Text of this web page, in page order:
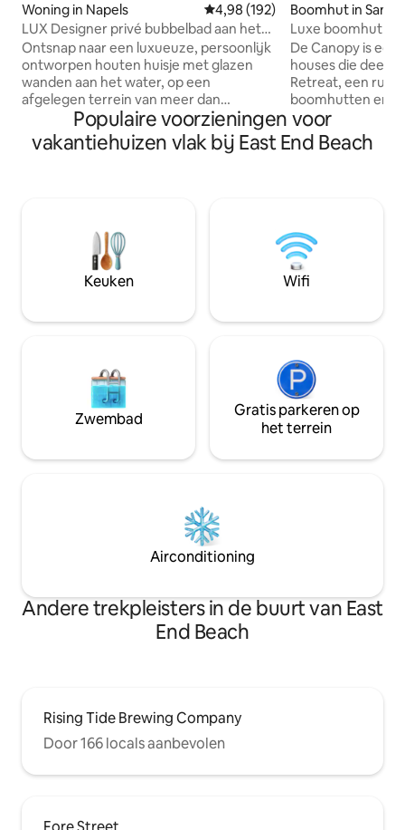
Woning in Napels Gemiddelde beoordeling van
4,98 (192)
LUX Designer privé bubbelbad aan het
water - Afgezonderd
Ontsnap naar een luxueuze, persoonlijk
ontworpen houten huisje met glazen
wanden aan het water, op een
afgelegen terrein van meer dan
1 hectare langs de Crooked River in
Naples, Maine. De rivier slingert
eromheen en biedt totale privacy, jullie
onder de buitendouche, in de
hangmatten of bij de doorzichtige open
haard. Luxe badkamer met
vloerverwarming en een enorme
Airco, huisdieren welkom. Perfecte,
Boomhut in
Luxe boomhut
eigen bubbelbad
De Canopy is een
houses die deel
Retreat, een
boomhutten en 2
met een eigen
aanlegsteiger.
te zien, klik je op
aanvoelt als een
het noorden van
huis en alle
het zuiden van
Populaire voorzieningen voor
vakantiehuizen vlak bij East End Beach
Keuken Wifi
Zwembad
Gratis parkeren op
het terrein
Airconditioning
Andere trekpleisters in de buurt van East
End Beach
Rising Tide Brewing Company
Door 166 locals aanbevolen